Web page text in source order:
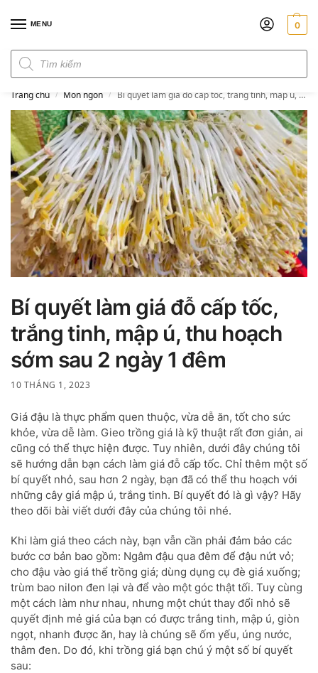
MENU 0
Trang chủ / Món ngon / Bí quyết làm giá đỗ cấp tốc, trắng tinh, mập ú, thu hoạch sớm sau 2 ngày 1 đêm
Bí quyết làm giá đỗ cấp tốc,
trắng tinh, mập ú, thu hoạch
sớm sau 2 ngày 1 đêm
10 THÁNG 1, 2023
Giá đậu là thực phẩm quen thuộc, vừa dễ ăn, tốt cho sức
khỏe, vừa dễ làm. Gieo trồng giá là kỹ thuật rất đơn giản, ai
cũng có thể thực hiện được. Tuy nhiên, dưới đây chúng tôi
sẽ hướng dẫn bạn cách làm giá đỗ cấp tốc. Chỉ thêm một số
bí quyết nhỏ, sau hơn 2 ngày, bạn đã có thể thu hoạch với
những cây giá mập ú, trắng tinh. Bí quyết đó là gì vậy? Hãy
theo dõi bài viết dưới đây của chúng tôi nhé.
Khi làm giá theo cách này, bạn vẫn cần phải đảm bảo các
bước cơ bản bao gồm: Ngâm đậu qua đêm để đậu nứt vỏ;
cho đậu vào giá thể trồng giá; dùng dụng cụ đè giá xuống;
trùm bao nilon đen lại và để vào một góc thật tối. Tuy cùng
một cách làm như nhau, nhưng một chút thay đổi nhỏ sẽ
quyết định mẻ giá của bạn có được trắng tinh, mập ú, giòn
ngọt, nhanh được ăn, hay là chúng sẽ ốm yếu, úng nước,
thâm đen. Do đó, khi trồng giá bạn chú ý một số bí quyết
sau: